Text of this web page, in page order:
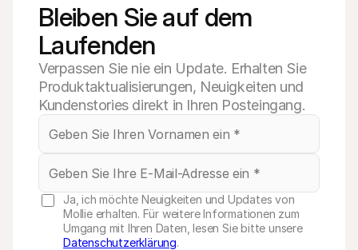
Bleiben Sie auf dem
Laufenden
Verpassen Sie nie ein Update. Erhalten Sie
Produktaktualisierungen, Neuigkeiten und
Kundenstories direkt in Ihren Posteingang.
Ja, ich möchte Neuigkeiten und Updates von
Mollie erhalten. Für weitere Informationen zum
Umgang mit Ihren Daten, lesen Sie bitte unsere
Datenschutzerklärung.